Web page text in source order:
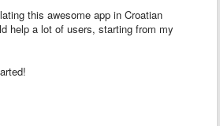
this awesome app in Croatian
help a lot of users, starting from my